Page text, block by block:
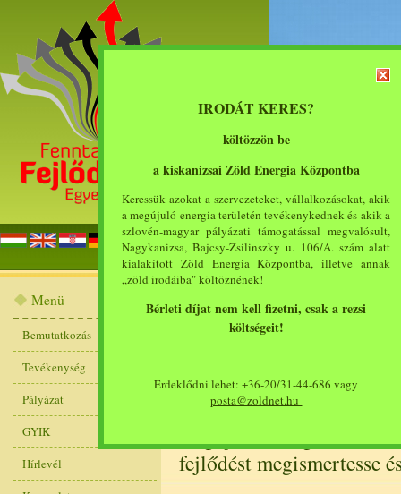
IRODÁT KERES?
költözzön be
a kiskanizsai Zöld Energia Központba
Keressük azokat a szervezeteket, vállalkozásokat, akik
a megújuló energia területén tevékenykednek és akik a
szlovén-magyar pályázati támogatással megvalósult,
Nagykanizsa, Bajcsy-Zsilinszky u. 106/A. szám alatt
kialakított Zöld Energia Központba, illetve annak
„zöld irodáiba" költöznének!
Bérleti díjat nem kell fizetni, csak a rezsi
költségeit!
Érdeklődni lehet: +36-20/31-44-686 vagy
posta@zoldnet.hu
főoldal
Menü
Bemutatkozás
Tevékenység
Pályázat
GYIK
Hírlevél
Bemutatkozás
A Fenntartható
azzal a céllal, hogy
megújuló
fejlődést megismertesse